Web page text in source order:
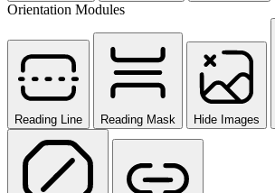
Orientation Modules
Reading Line Reading Mask Hide Images